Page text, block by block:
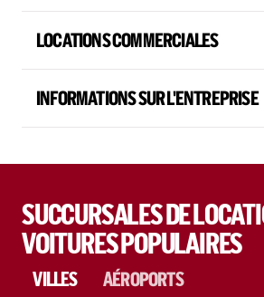
LOCATIONS COMMERCIALES
INFORMATIONS SUR L'ENTREPRISE
SUCCURSALES DE
VOITURES POPULAIRES
VILLES AÉROPORTS